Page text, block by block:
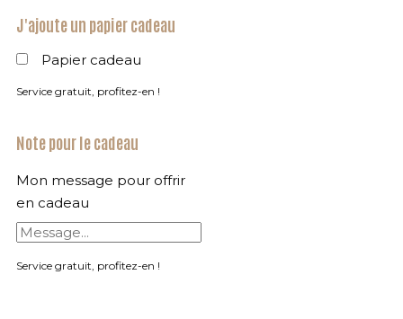
J'ajoute un papier cadeau
Papier cadeau
Service gratuit, profitez-en !
Note pour le cadeau
Mon message pour offrir
en cadeau
Service gratuit, profitez-en !